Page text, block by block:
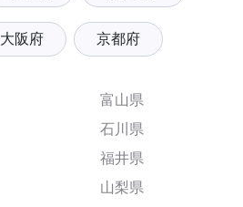
大阪府 京都府
富山県
石川県
福井県
山梨県